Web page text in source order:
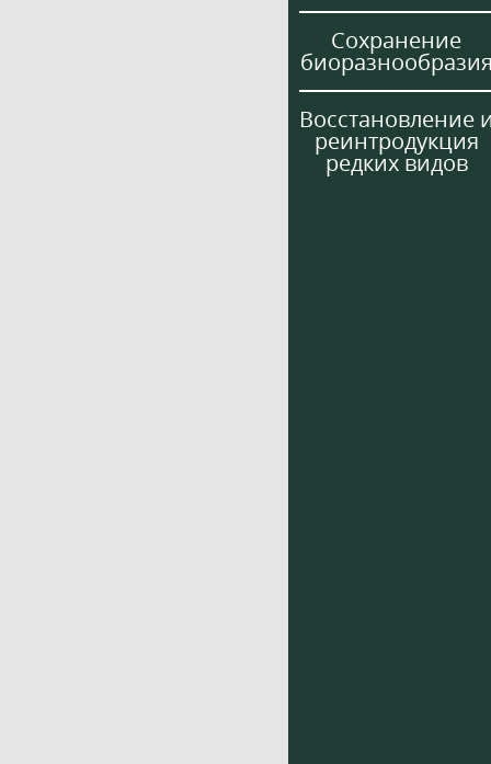
Сохранение
Восстановление
реинтродукция
редких видов